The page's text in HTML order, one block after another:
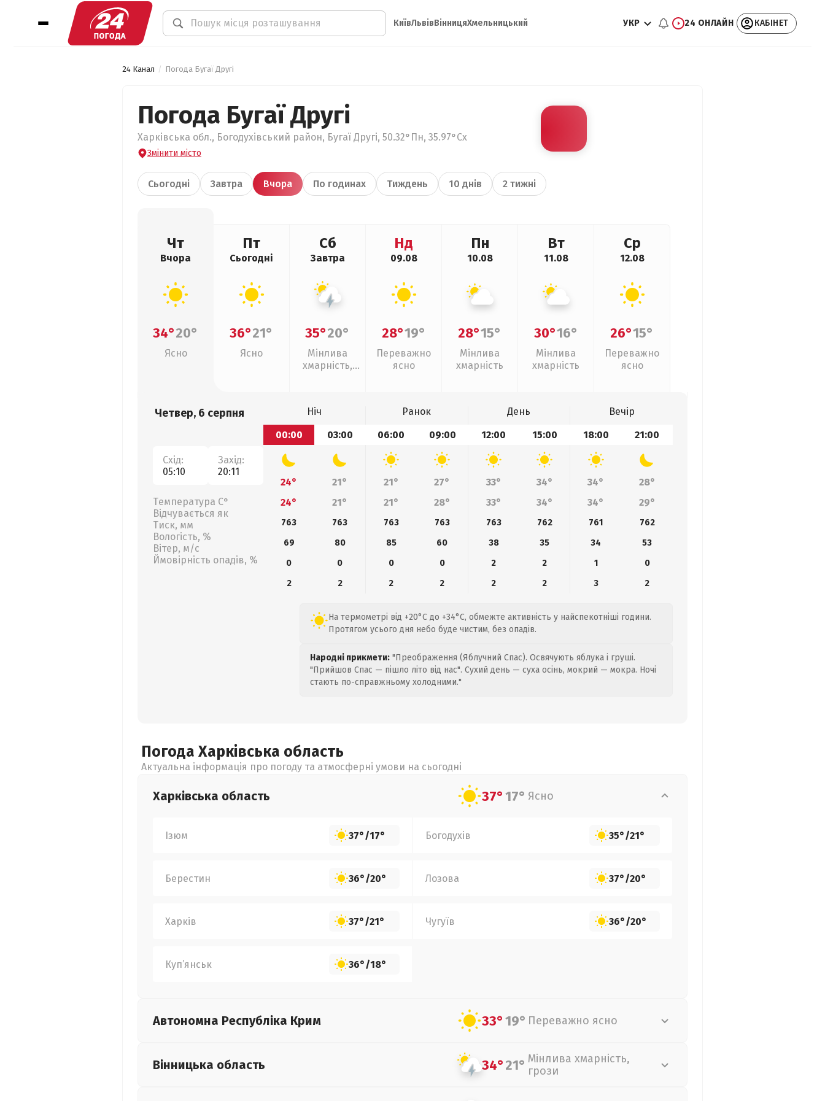
КиївЛьвівВінницяХмельницький УКР 24 ОНЛАЙН КАБІНЕТ
24 Канал Погода Бугаї Другі
Погода Бугаї Другі
Харківська обл., Богодухівський район, Бугаї Другі, 50.32°Пн, 35.97°Сх
Змінити місто
Сьогодні Завтра Вчора По годинах Тиждень 10 днів 2 тижні
Чт
Вчора
34°20°
Ясно
Пт
Сьогодні
36°21°
Ясно
Сб
Завтра
35°20°
Мінлива
хмарність,
Нд
09.08
28°19°
Переважно
ясно
Пн
10.08
28°15°
Мінлива
хмарність
Вт
11.08
30°16°
Мінлива
хмарність
Ср
12.08
26°15°
Переважно
ясно
Четвер, 6 серпня
Схід:
05:10
Захід:
20:11
Температура С°
Відчувається як
Тиск, мм
Вологість, %
Вітер, м/с
Ймовірність опадів, %
Ніч Ранок День
Вечір
00:00
03:00 06:00 09:00 12:00 15:00 18:00 21:00
24° 21° 21° 27° 33° 34° 34°
28°
24°
21° 21° 28° 33° 34° 34° 29°
763 763 763 763 763 762 761
762
69
80 85 60 38 35 34
53
0
0 0 0 2 2 1
0
2
2 2 2 2 2 3 2
На термометрі від +20°C до +34°C, обмежте активність у найспекотніші години.
Протягом усього дня небо буде чистим, без опадів.
Народні прикмети: "Преображення (Яблучний Спас). Освячують яблука і груші.
"Прийшов Спас — пішло літо від нас". Сухий день — суха осінь, мокрий — мокра. Ночі
стають по-справжньому холодними."
Погода Харківська область
Актуальна інформація про погоду та атмосферні умови на сьогодні
Харківська область 37°17° Ясно
Ізюм 37°/17° Богодухів 35°/21°
Берестин 36°/20° Лозова 37°/20°
Харків 37°/21° Чугуїв 36°/20°
Куп’янськ 36°/18°
Автономна Республіка Крим 33°19° Переважно ясно
Вінницька область 34°21° Мінлива хмарність,
грози